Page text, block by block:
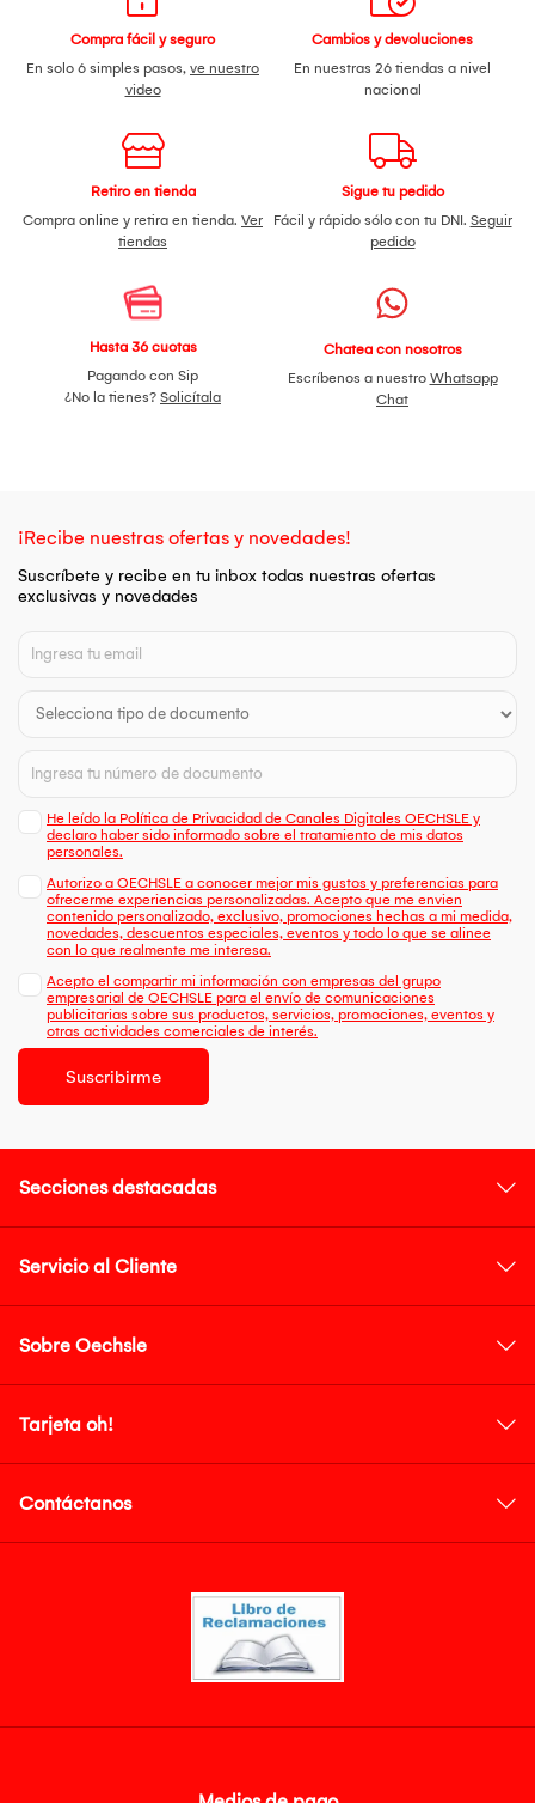
Compra fácil y seguro
En solo 6 simples pasos, ve nuestro
video
Cambios y devoluciones
En nuestras 26 tiendas a nivel
nacional
Retiro en tienda
Compra online y retira en tienda. Ver
tiendas
Sigue tu pedido
Fácil y rápido sólo con tu DNI. Seguir
pedido
Hasta 36 cuotas
Pagando con Sip
¿No la tienes? Solicítala
Chatea con nosotros
Escríbenos a nuestro Whatsapp
Chat
¡Recibe nuestras ofertas y novedades!
Suscríbete y recibe en tu inbox todas nuestras ofertas
exclusivas y novedades
He leído la Política de Privacidad de Canales Digitales OECHSLE y
declaro haber sido informado sobre el tratamiento de mis datos
personales.
Autorizo a OECHSLE a conocer mejor mis gustos y preferencias para
ofrecerme experiencias personalizadas. Acepto que me envien
contenido personalizado, exclusivo, promociones hechas a mi medida,
novedades, descuentos especiales, eventos y todo lo que se alinee
con lo que realmente me interesa.
Acepto el compartir mi información con empresas del grupo
empresarial de OECHSLE para el envío de comunicaciones
publicitarias sobre sus productos, servicios, promociones, eventos y
otras actividades comerciales de interés.
Suscribirme
Secciones destacadas
Servicio al Cliente
Sobre Oechsle
Tarjeta oh!
Contáctanos